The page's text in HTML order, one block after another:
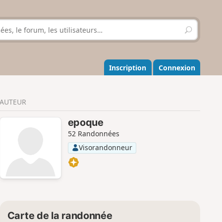
R
e
h
e
r
r
Inscription Connexion
AUTEUR
epoque
52 Randonnées
Visorandonneur
Carte de la randonnée